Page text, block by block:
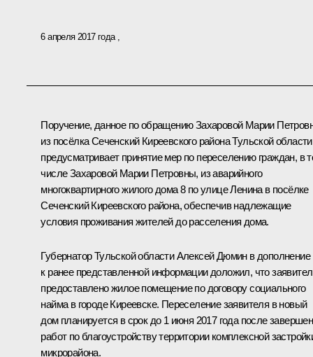
6 апреля 2017 года
Поручение, данное по обращению Захаровой Марии
из посёлка Сеченский Киреевского района Тульской
предусматривает принятие мер по переселению граждан, в
числе Захаровой Марии Петровны, из аварийного
многоквартирного жилого дома 8 по улице Ленина в посёлке
Сеченский Киреевского района, обеспечив надлежащие
условия проживания жителей до расселения дома.
Губернатор Тульской области Алексей Дюмин в дополнение
к ранее представленной информации доложил, что
предоставлено жилое помещение по договору социального
найма в городе Киреевске. Переселение заявителя в новый
дом планируется в срок до 1 июня 2017 года после
работ по благоустройству территории комплексной
микрорайона.